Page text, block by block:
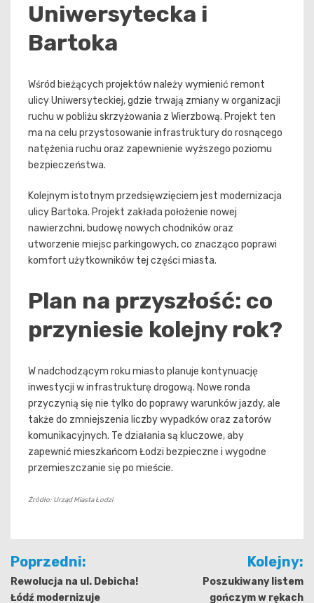
Uniwersytecka i
Bartoka
Wśród bieżących projektów należy wymienić remont
ulicy Uniwersyteckiej, gdzie trwają zmiany w organizacji
ruchu w pobliżu skrzyżowania z Wierzbową. Projekt ten
ma na celu przystosowanie infrastruktury do rosnącego
natężenia ruchu oraz zapewnienie wyższego poziomu
bezpieczeństwa.
Kolejnym istotnym przedsięwzięciem jest modernizacja
ulicy Bartoka. Projekt zakłada położenie nowej
nawierzchni, budowę nowych chodników oraz
utworzenie miejsc parkingowych, co znacząco poprawi
komfort użytkowników tej części miasta.
Plan na przyszłość: co
przyniesie kolejny rok?
W nadchodzącym roku miasto planuje kontynuację
inwestycji w infrastrukturę drogową. Nowe ronda
przyczynią się nie tylko do poprawy warunków jazdy, ale
także do zmniejszenia liczby wypadków oraz zatorów
komunikacyjnych. Te działania są kluczowe, aby
zapewnić mieszkańcom Łodzi bezpieczne i wygodne
przemieszczanie się po mieście.
Źródło: Urząd Miasta Łodzi
Nawigacja
wpisu
Poprzedni:
Rewolucja na ul. Debicha!
Łódź modernizuje
Kolejny:
Poszukiwany listem
gończym w rękach